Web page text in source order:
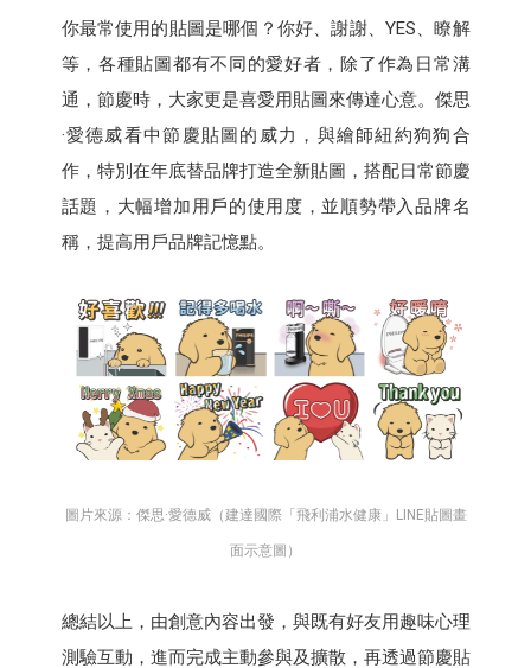
你最常使用的貼圖是哪個？你好、謝謝、YES、瞭解
等，各種貼圖都有不同的愛好者，除了作為日常溝
通，節慶時，大家更是喜愛用貼圖來傳達心意。傑思
·愛德威看中節慶貼圖的威力，與繪師紐約狗狗合
作，特別在年底替品牌打造全新貼圖，搭配日常節慶
話題，大幅增加用戶的使用度，並順勢帶入品牌名
稱，提高用戶品牌記憶點。
圖片來源：傑思·愛德威（建達國際「飛利浦水健康」LINE貼圖畫
面示意圖）
總結以上，由創意內容出發，與既有好友用趣味心理
測驗互動，進而完成主動參與及擴散，再透過節慶貼